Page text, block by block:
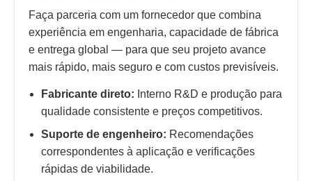
Faça parceria com um fornecedor que combina
experiência em engenharia, capacidade de fábrica
e entrega global — para que seu projeto avance
mais rápido, mais seguro e com custos previsíveis.
Fabricante direto: Interno R&D e produção para
qualidade consistente e preços competitivos.
Suporte de engenheiro: Recomendações
correspondentes à aplicação e verificações
rápidas de viabilidade.